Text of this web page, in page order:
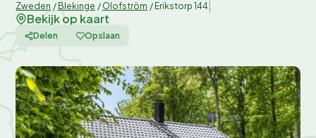
Zweden / Blekinge / Olofström / Erikstorp 144
Bekijk op kaart
Delen Opslaan